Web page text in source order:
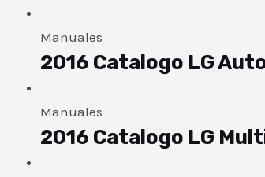
Manuales
2016 Catalogo LG
Manuales
2016 Catalogo LG